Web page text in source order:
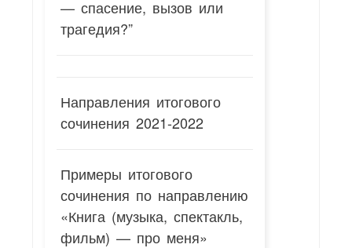
— спасение, вызов или
трагедия?”
Направления итогового
сочинения 2021-2022
Примеры итогового
сочинения по направлению
«Книга (музыка, спектакль,
фильм) — про меня»